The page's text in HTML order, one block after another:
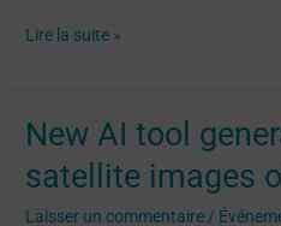
Lire la suite »
New AI tool
satellite images
Laisser un commentaire /
New
tool
generates